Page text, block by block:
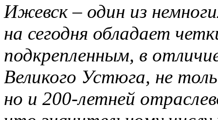
Ижевск – один из
на сегодня обладает
подкрепленным, в
Великого Устюга, не
но и 200-летней